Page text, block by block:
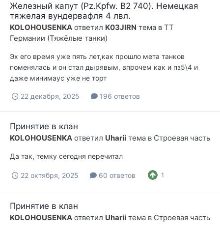
Железный капут (Pz.Kpfw. B2 740). Немецкая
тяжелая вундервафля 4 лвл.
KOLOHOUSENKA ответил K03JIRN тема в ТТ
Германии (Тяжёлые танки)
Эх его время уже пять лет,как прошло мета танков
поменялась и он стал дырявым, впрочем как и пз5\4 и
даже минимаус уже не торт
22 декабря, 2025 196 ответов
Принятие в клан
KOLOHOUSENKA ответил Uharii тема в Строевая часть
Да так, темку сегодня перечитал
22 октября, 2025 60 ответов 1
Принятие в клан
KOLOHOUSENKA ответил Uharii тема в Строевая часть